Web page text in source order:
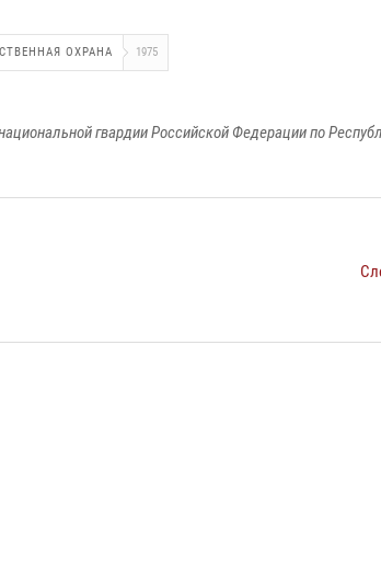
ОХРАНА 1975
гвардии Российской Федерации по